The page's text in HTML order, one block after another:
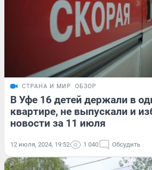
СТРАНА И МИР ОБЗОР
В Уфе 16 детей держали в
квартире, не выпускали и
новости за 11 июля
12 июля, 2024, 19:52 1 040 Обсудить